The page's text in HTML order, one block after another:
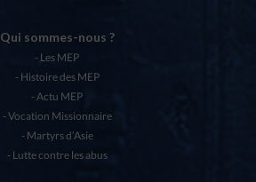
Qui sommes-nous ?
Les MEP
Histoire des MEP
Actu MEP
Vocation Missionnaire
Martyrs d’Asie
Lutte contre les abus